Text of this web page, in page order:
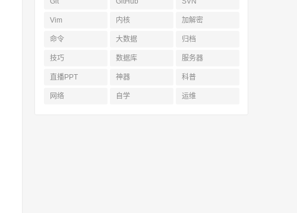
Vim 内核 加解密
命令 大数据 归档
技巧 数据库 服务器
直播PPT 神器 科普
网络 自学 运维